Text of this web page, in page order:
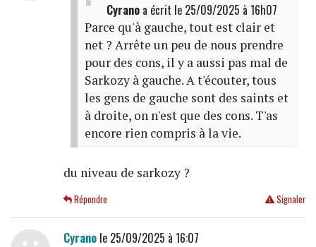
Cyranoa écrit le 25/09/2025 à 16h07
Parce qu'à gauche, tout est clair et
net ? Arrête un peu de nous prendre
pour des cons, il y a aussi pas mal de
Sarkozy à gauche. A t'écouter, tous
les gens de gauche sont des saints et
à droite, on n'est que des cons. T'as
encore rien compris à la vie.
du niveau de sarkozy ?
Signaler
Répondre
Cyranole 25/09/2025 à 16:07